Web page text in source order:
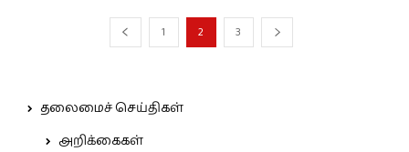
1 2 3
தலைமைச் செய்திகள்
அறிக்கைகள்